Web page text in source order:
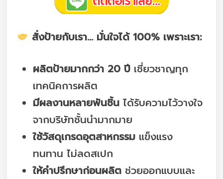
สั่งป้ายกับเรา… มั่นใจได้ 100% เพราะเรา:
ผลิตป้ายมากกว่า 20 ปี เชี่ยวชาญทุก
เทคนิคการผลิต
มีผลงานหลายพันชิ้น ได้รับความไว้วางใจ
จากบริษัทชั้นนำมากมาย
ใช้วัสดุเกรดอุตสาหกรรม แข็งแรง
ทนทาน ไม่ลดสเปก
ให้คำปรึกษาก่อนผลิต ช่วยออกแบบและ